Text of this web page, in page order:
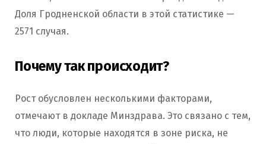
Доля Гродненской области в этой статистике —
2571 случая.
Почему так происходит?
Рост обусловлен несколькими факторами,
отмечают в докладе Минздрава. Это связано с тем,
что люди, которые находятся в зоне риска, не